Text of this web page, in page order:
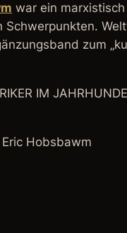
war ein
zum
IM
Eric Hobsbawm